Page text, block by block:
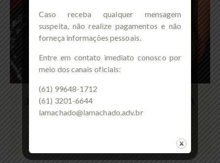
DRA. THAIS CRISTINA DE SOUZA
MIRANDA
Caso receba qualquer mensagem
suspeita, não realize pagamentos e não
forneça informações pessoais.
Entre em contato imediato conosco por
meio dos canais oficiais:
(61) 99648-1712
(61) 3201-6644
lamachado@lamachado.adv.br